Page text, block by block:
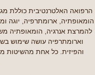
הרפואה האלטרנטיבית כוללת
הומאופתיה, ארומתרפיה, יוגה
להמרצת אנרגיה, הומאופתיה
וארומתרפיה עושה שימוש
והפיזית. כל אחת מהשיטות